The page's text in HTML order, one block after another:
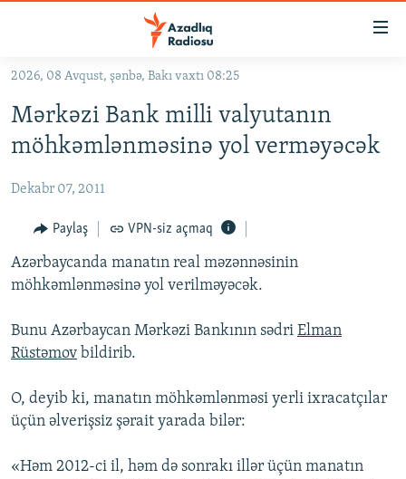
Əsas
qayıt
Əsas
qayıt
#ƏSLINDƏ
FƏRQƏ BAX
QANUNI DOĞRU
ARAŞDIRMA
MULTIMEDIA
VIDEO
FOTOQALEREYA
İNFOQRAFIKA
RADIO ARXIV
OXU ZALI
AZƏRBAYCAN ƏDƏBIYYATI KITABXANASI
İSLAM VƏ DEMOKRATIYA
HAQQIMIZDA
MISSIYAMIZ
PEŞƏ ETIKASI VƏ JURNALISTIKA STANDARTLARIMIZ
2026, 08 Avqust, şənbə, Bakı vaxtı 08:25
Mərkəzi Bank milli valyutanın
möhkəmlənməsinə yol verməyəcək
Dekabr 07, 2011
Paylaş VPN-siz açmaq
Azərbaycanda manatın real məzənnəsinin
möhkəmlənməsinə yol verilməyəcək.
Bunu Azərbaycan Mərkəzi Bankının sədri Elman
Rüstəmov bildirib.
O, deyib ki, manatın möhkəmlənməsi yerli ixracatçılar
üçün əlverişsiz şərait yarada bilər:
«Həm 2012-ci il, həm də sonrakı illər üçün manatın